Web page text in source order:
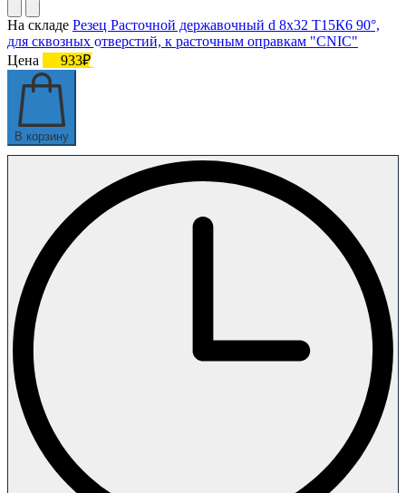
На складе Резец Расточной державочный d 8х32 Т15К6 90°,
для сквозных отверстий, к расточным оправкам "CNIC"
Цена
933₽
В корзину